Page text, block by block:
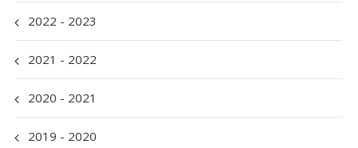
2022 - 2023
2021 - 2022
2020 - 2021
2019 - 2020